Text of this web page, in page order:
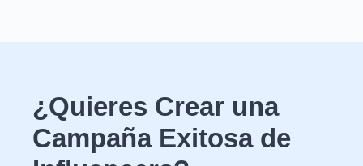
¿Quieres Crear una
Campaña Exitosa de